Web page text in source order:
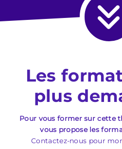
Les
plus
Pour vous former sur cette
vous propose les
Contactez-nous pour